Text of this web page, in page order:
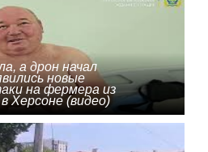
а дрон начал
новые
на фермера из
Херсоне (видео)